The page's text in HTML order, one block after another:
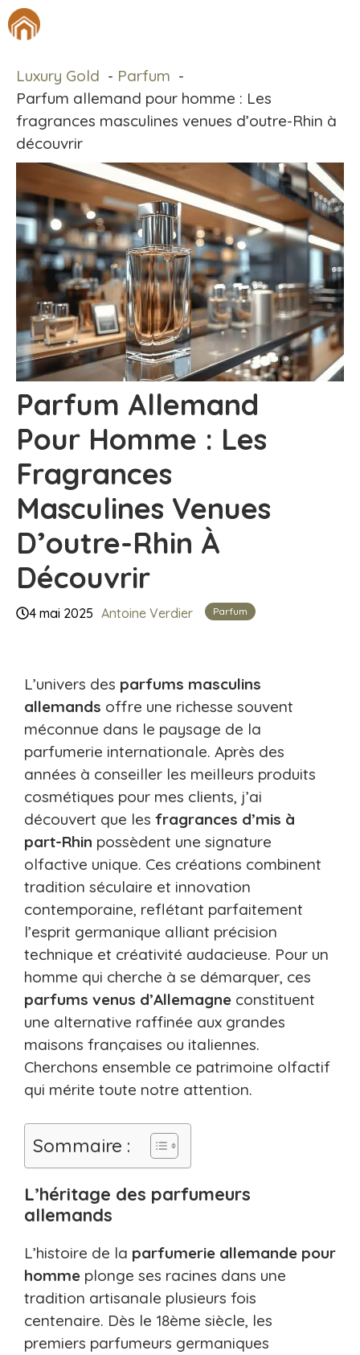
Aller
au
Luxury Gold
Parfum
Parfum allemand pour homme : Les
fragrances masculines venues d’outre-Rhin à
découvrir​
Parfum Allemand
Pour Homme : Les
Fragrances
Masculines Venues
D’outre-Rhin À
Découvrir​
4 mai 2025 Antoine Verdier Parfum
L’univers des parfums masculins
allemands offre une richesse souvent
méconnue dans le paysage de la
parfumerie internationale. Après des
années à conseiller les meilleurs produits
cosmétiques pour mes clients, j’ai
découvert que les fragrances d’mis à
part-Rhin possèdent une signature
olfactive unique. Ces créations combinent
tradition séculaire et innovation
contemporaine, reflétant parfaitement
l’esprit germanique alliant précision
technique et créativité audacieuse. Pour un
homme qui cherche à se démarquer, ces
parfums venus d’Allemagne constituent
une alternative raffinée aux grandes
maisons françaises ou italiennes.
Cherchons ensemble ce patrimoine olfactif
qui mérite toute notre attention.
Sommaire :
L’héritage des parfumeurs
allemands
L’histoire de la parfumerie allemande pour
homme plonge ses racines dans une
tradition artisanale plusieurs fois
centenaire. Dès le 18ème siècle, les
premiers parfumeurs germaniques